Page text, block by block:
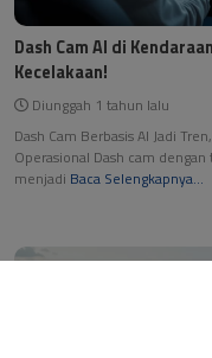
Dash Cam AI di
Kecelakaan!
Diunggah 1 tahun lalu
Dash Cam Berbasis AI Jadi
Operasional Dash cam
menjadi Baca Selengkapnya...